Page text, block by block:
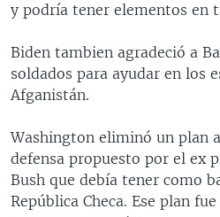
DEPORTES
CIENCIA Y SALUD
AUDIOS
FORO INTERAMERICANO
VISIÓN 360
LAS CLAVES
PANORAMA
AVANCE INFORMATIVO
AUDIONOTICIAS
BUENOS DÍAS AMÉRICA
ESTADOS UNIDOS AL DÍA
EL MUNDO AL DÍA [RADIO]
FORO [RADIO]
DEPORTIVO INTERNACIONAL
DIRECT
DOCUMENTALES DE LA VOA
Learning English
SÍGANOS
y podría tener elementos en
Biden tambien agradeció a
soldados para ayudar en los
Afganistán.
Washington eliminó un plan
defensa propuesto por el ex
Bush que debía tener como
República Checa. Ese plan